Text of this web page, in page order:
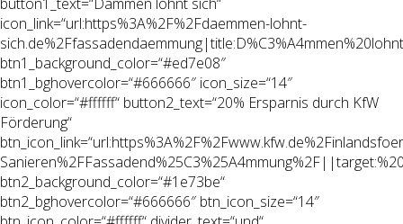
button1_text=“Dämmen lohnt sich“
icon_link=“url:https%3A%2F%2Fdaemmen-lohnt-
btn1_background_color=“#ed7e08″
btn1_bghovercolor=“#666666″ icon_size=“14″
icon_color=“#ffffff“ button2_text=“20% Ersparnis durch KfW
Förderung“
btn2_background_color=“#1e73be“
btn2_bghovercolor=“#666666″ btn_icon_size=“14″